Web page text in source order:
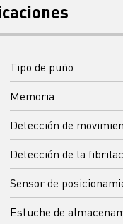
Tipo de puño
Memoria
Detección de
Detección de la
Sensor de
Estuche de